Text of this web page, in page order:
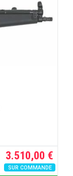
3.510,00 €
SUR COMMANDE